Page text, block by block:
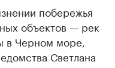
побережья
объектов — рек
в Черном море,
Светлана